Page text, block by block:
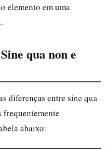
elemento em uma
qua non e
diferenças entre sine qua
frequentemente
abaixo: